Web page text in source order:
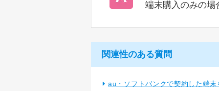
端末購入のみの場
関連性のある質問
au・ソフトバンクで契約した端